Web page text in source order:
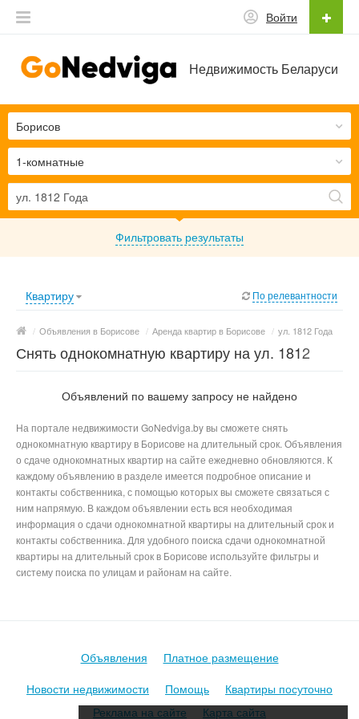
Недвижимость Беларуси
Войти
1-комнатные
Борисов
Фильтровать результаты
Квартиру По релевантности
/ Объявления в Борисове / Аренда квартир в Борисове / ул. 1812 Года
Снять однокомнатную квартиру на ул. 1812
Объявлений по вашему запросу не найдено
На портале недвижимости GoNedviga.by вы сможете снять
однокомнатную квартиру в Борисове на длительный срок. Объявления
о сдаче однокомнатных квартир на сайте ежедневно обновляются. К
каждому объявлению в разделе имеется подробное описание и
контакты собственника, с помощью которых вы сможете связаться с
ним напрямую. В каждом объявлении есть вся необходимая
информация о сдачи однокомнатной квартиры на длительный срок и
контакты собственника. Для удобного поиска сдачи однокомнатной
квартиры на длительный срок в Борисове используйте фильтры и
систему поиска по улицам и районам на сайте.
Объявления
Платное размещение
Новости недвижимости
Помощь
Квартиры посуточно
Реклама на сайте
Карта сайта